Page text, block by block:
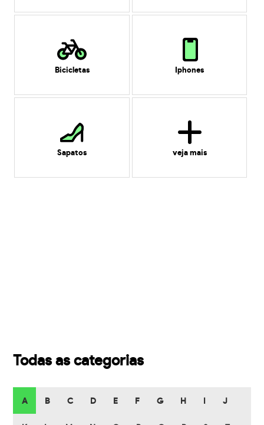
Bicicletas Iphones
Sapatos veja mais
Todas as categorias
A B C D E F G H J